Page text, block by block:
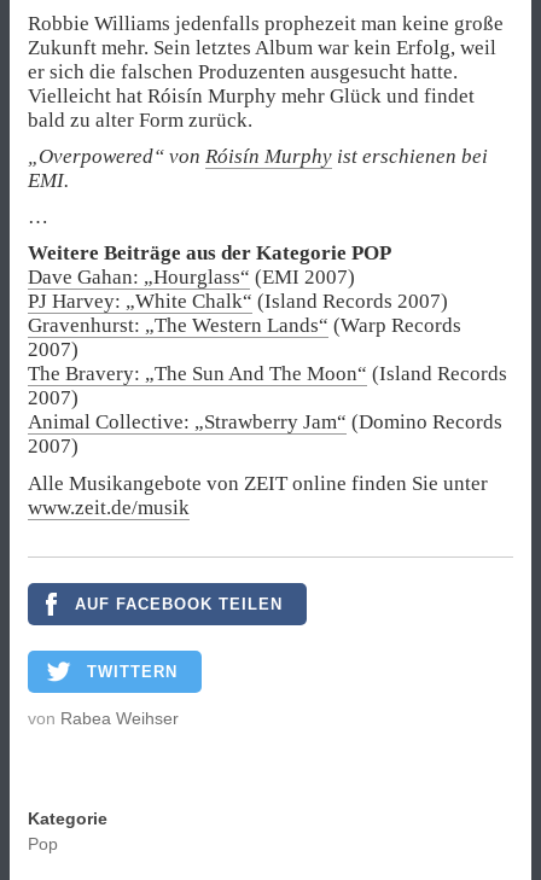
Robbie Williams jedenfalls prophezeit man keine große
Zukunft mehr. Sein letztes Album war kein Erfolg, weil
er sich die falschen Produzenten ausgesucht hatte.
Vielleicht hat Róisín Murphy mehr Glück und findet
bald zu alter Form zurück.
„Overpowered“ von Róisín Murphy ist erschienen bei
EMI.
…
Weitere Beiträge aus der Kategorie POP
Dave Gahan: „Hourglass“ (EMI 2007)
PJ Harvey: „White Chalk“ (Island Records 2007)
Gravenhurst: „The Western Lands“ (Warp Records
2007)
The Bravery: „The Sun And The Moon“ (Island Records
2007)
Animal Collective: „Strawberry Jam“ (Domino Records
2007)
Alle Musikangebote von ZEIT online finden Sie unter
www.zeit.de/musik
AUF FACEBOOK TEILEN
TWITTERN
von Rabea Weihser
Kategorie
Pop